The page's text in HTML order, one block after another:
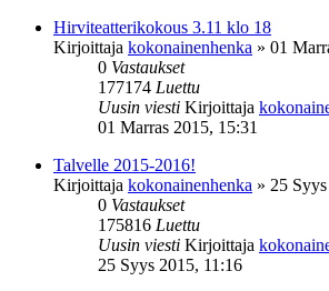
Hirviteatterikokous 3.11 klo 18
Kirjoittaja kokonainenhenka » 01
0 Vastaukset
177174 Luettu
Uusin viesti Kirjoittaja
01 Marras 2015, 15:31
Talvelle 2015-2016!
Kirjoittaja kokonainenhenka » 25
0 Vastaukset
175816 Luettu
Uusin viesti Kirjoittaja
25 Syys 2015, 11:16